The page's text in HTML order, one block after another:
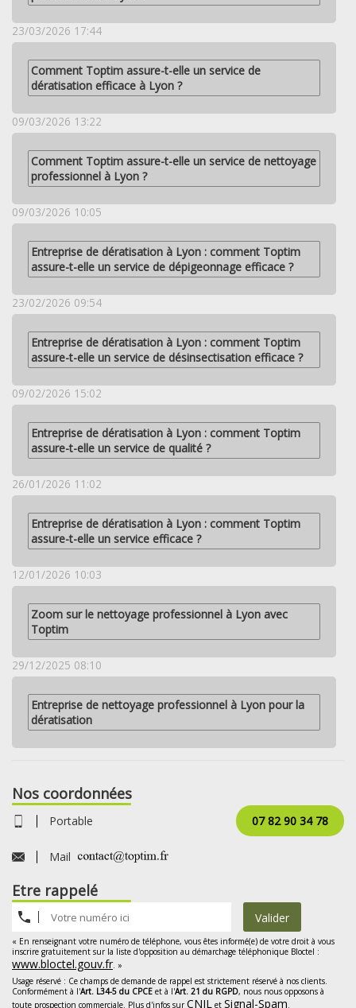
23/03/2026 17:44
Comment Toptim assure-t-elle un service de
dératisation efficace à Lyon ?
09/03/2026 13:22
Comment Toptim assure-t-elle un service de nettoyage
professionnel à Lyon ?
09/03/2026 10:05
Entreprise de dératisation à Lyon : comment Toptim
assure-t-elle un service de dépigeonnage efficace ?
23/02/2026 09:54
Entreprise de dératisation à Lyon : comment Toptim
assure-t-elle un service de désinsectisation efficace ?
09/02/2026 15:02
Entreprise de dératisation à Lyon : comment Toptim
assure-t-elle un service de qualité ?
26/01/2026 11:02
Entreprise de dératisation à Lyon : comment Toptim
assure-t-elle un service efficace ?
12/01/2026 10:03
Zoom sur le nettoyage professionnel à Lyon avec
Toptim
29/12/2025 08:10
Entreprise de nettoyage professionnel à Lyon pour la
dératisation
Nos coordonnées
Portable 07 82 90 34 78
Mail
Etre rappelé
Valider
« En renseignant votre numéro de téléphone, vous êtes informé(e) de votre droit à vous
inscrire gratuitement sur la liste d'opposition au démarchage téléphonique Bloctel :
www.bloctel.gouv.fr. »
Usage réservé : Ce champs de demande de rappel est strictement réservé à nos clients.
Conformément à l'Art. L34-5 du CPCE et à l'Art. 21 du RGPD, nous nous opposons à
toute prospection commerciale. Plus d'infos surCNIL et Signal-Spam.